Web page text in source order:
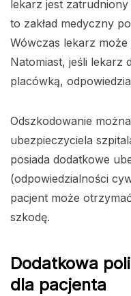
lekarz jest
to zakład medyczny
Wówczas lekarz może
Natomiast, jeśli lekarz
placówką,
Odszkodowanie
ubezpieczyciela
posiada dodatkowe
(odpowiedzialności
pacjent może
szkodę.
Dodatkowa
dla pacjenta